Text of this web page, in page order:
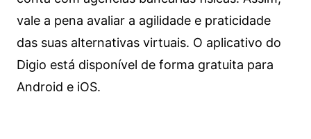
vale a pena avaliar a agilidade e praticidade
das suas alternativas virtuais. O aplicativo do
Digio está disponível de forma gratuita para
Android e iOS.